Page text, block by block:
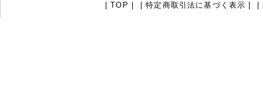
|TOP |特定商取引法に基づく表示 |